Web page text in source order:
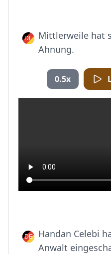
Mittlerweile hat
Ahnung.
0.5x
Handan Celebi
Anwalt